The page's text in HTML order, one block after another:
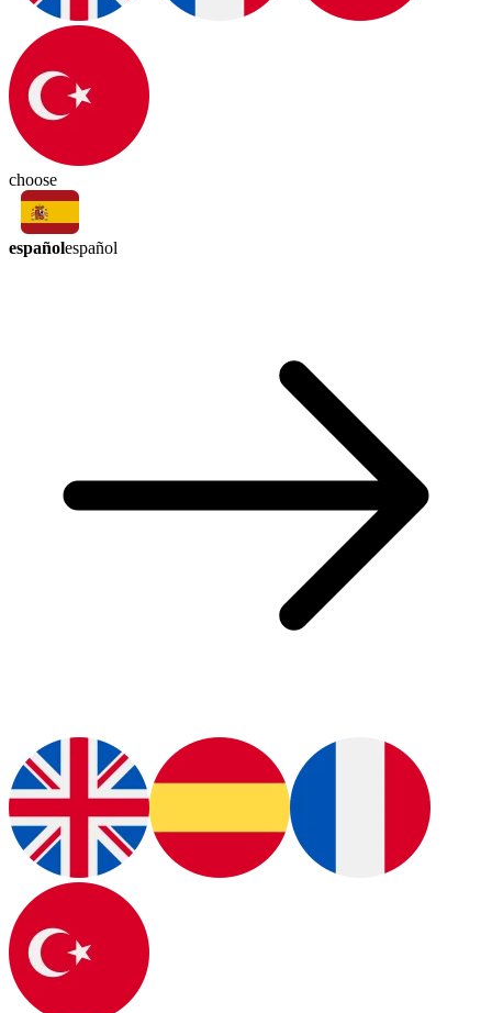
choose
españolespañol